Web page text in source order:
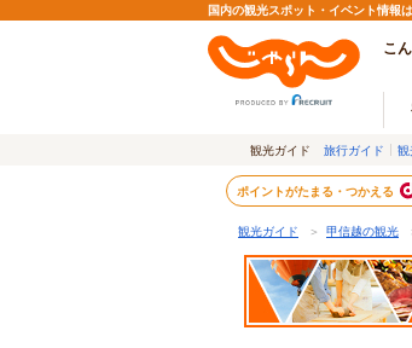
国内の観光スポット・イベント情報
こ
観光ガイド 旅行ガイド 観
ポイントがたまる・つかえる
観光ガイド ＞ 甲信越の観光